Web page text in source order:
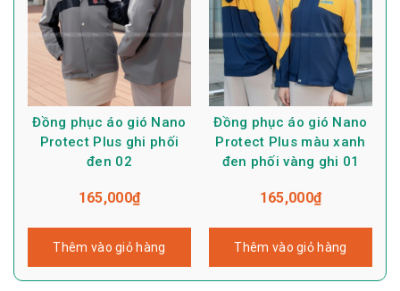
Đồng phục áo gió Nano
Protect Plus ghi phối
đen 02
165,000₫
Thêm vào giỏ hàng
Đồng phục áo gió Nano
Protect Plus màu xanh
đen phối vàng ghi 01
165,000₫
Thêm vào giỏ hàng